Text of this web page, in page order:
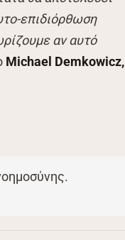
επιδιόρθωση
αν αυτό
Μichael Demkowicz,